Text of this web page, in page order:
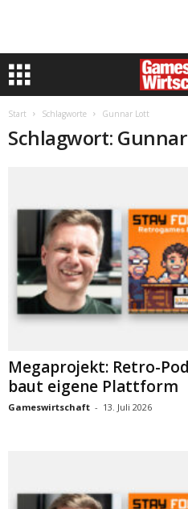
Start Schlagworte Gunnar Lott
Schlagwort:
Megaprojekt: Retro-
baut eigene Plattform
Gameswirtschaft - 13. Juli 2026